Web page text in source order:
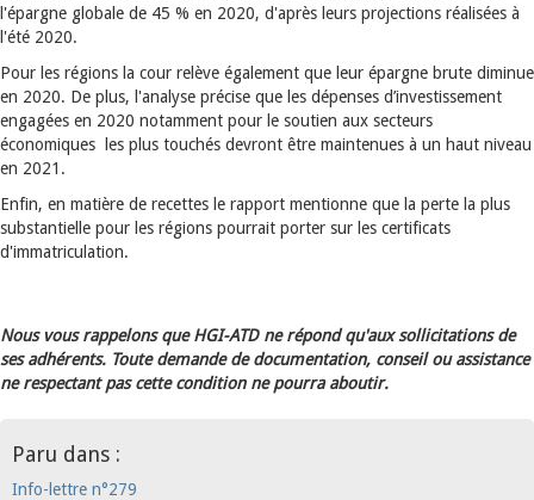
l'épargne globale de 45 % en 2020, d'après leurs projections réalisées à
l'été 2020.
Pour les régions la cour relève également que leur épargne brute diminue
en 2020. De plus, l'analyse précise que les dépenses d’investissement
engagées en 2020 notamment pour le soutien aux secteurs
économiques les plus touchés devront être maintenues à un haut niveau
en 2021.
Enfin, en matière de recettes le rapport mentionne que la perte la plus
substantielle pour les régions pourrait porter sur les certificats
d'immatriculation.
Nous vous rappelons que HGI-ATD ne répond qu'aux sollicitations de
ses adhérents. Toute demande de documentation, conseil ou assistance
ne respectant pas cette condition ne pourra aboutir.
Paru dans :
Info-lettre n°279